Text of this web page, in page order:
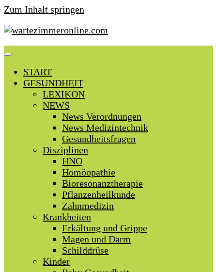
Zum Inhalt springen
START
GESUNDHEIT
LEXIKON
NEWS
News Verordnungen
News Medizintechnik
Gesundheitsfragen
Disziplinen
HNO
Homöopathie
Bioresonanztherapie
Pflanzenheilkunde
Zahnmedizin
Krankheiten
Erkältung und Grippe
Magen und Darm
Schilddrüse
Kinder